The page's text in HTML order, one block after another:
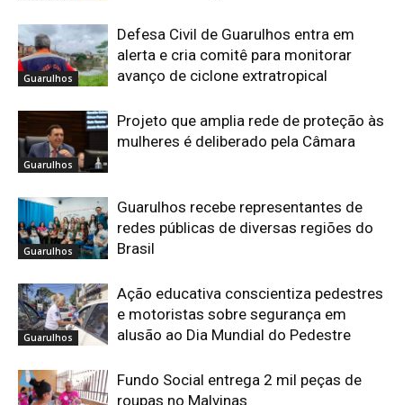
Guarulhos
Defesa Civil de Guarulhos entra em
alerta e cria comitê para monitorar
avanço de ciclone extratropical
Guarulhos
Projeto que amplia rede de proteção às
mulheres é deliberado pela Câmara
Guarulhos
Guarulhos recebe representantes de
redes públicas de diversas regiões do
Brasil
Guarulhos
Ação educativa conscientiza pedestres
e motoristas sobre segurança em
alusão ao Dia Mundial do Pedestre
Fundo Social entrega 2 mil peças de
roupas no Malvinas